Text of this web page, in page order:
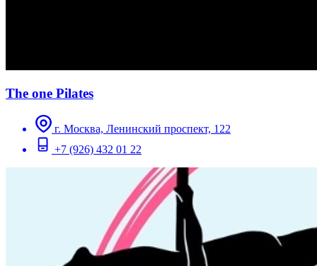
The one Pilates
г. Москва, Ленинский проспект, 122
+7 (926) 432 01 22